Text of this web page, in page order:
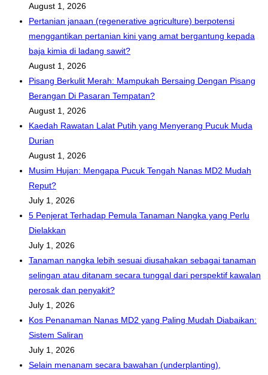
August 1, 2026
Pertanian janaan (regenerative agriculture) berpotensi
menggantikan pertanian kini yang amat bergantung kepada
baja kimia di ladang sawit?
August 1, 2026
Pisang Berkulit Merah: Mampukah Bersaing Dengan Pisang
Berangan Di Pasaran Tempatan?
August 1, 2026
Kaedah Rawatan Lalat Putih yang Menyerang Pucuk Muda
Durian
August 1, 2026
Musim Hujan: Mengapa Pucuk Tengah Nanas MD2 Mudah
Reput?
July 1, 2026
5 Penjerat Terhadap Pemula Tanaman Nangka yang Perlu
Dielakkan
July 1, 2026
Tanaman nangka lebih sesuai diusahakan sebagai tanaman
selingan atau ditanam secara tunggal dari perspektif kawalan
perosak dan penyakit?
July 1, 2026
Kos Penanaman Nanas MD2 yang Paling Mudah Diabaikan:
Sistem Saliran
July 1, 2026
Selain menanam secara bawahan (underplanting),